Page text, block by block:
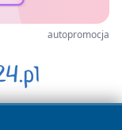
autopromocja